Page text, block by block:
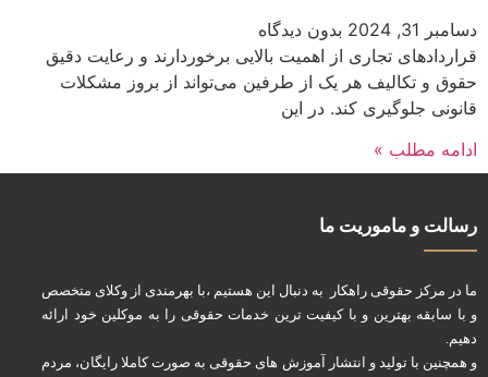
دسامبر 31, 2024
بدون دیدگاه
قراردادهای تجاری از اهمیت بالایی برخوردارند و رعایت دقیق
حقوق و تکالیف هر یک از طرفین می‌تواند از بروز مشکلات
قانونی جلوگیری کند. در این
ادامه مطلب »
رسالت و ماموریت ما
ما در مرکز حقوقی راهکار به دنبال این هستیم ،با بهرمندی از وکلای متخصص
و با سابقه بهترین و با کیفیت ترین خدمات حقوقی را به موکلین خود ارائه
دهیم.
و همچنین با تولید و انتشار آموزش های حقوقی به صورت کاملا رایگان، مردم